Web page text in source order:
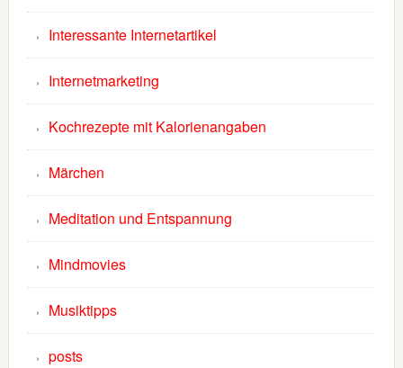
Interessante Internetartikel
Internetmarketing
Kochrezepte mit Kalorienangaben
Märchen
Meditation und Entspannung
Mindmovies
Musiktipps
posts